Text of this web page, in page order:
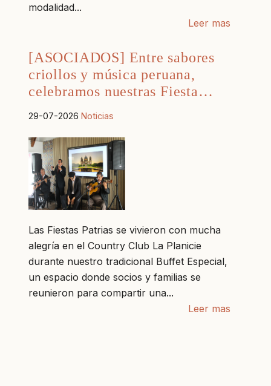
modalidad...
Leer mas
[ASOCIADOS] Entre sabores
criollos y música peruana,
celebramos nuestras Fiesta…
29-07-2026 Noticias
Las Fiestas Patrias se vivieron con mucha
alegría en el Country Club La Planicie
durante nuestro tradicional Buffet Especial,
un espacio donde socios y familias se
reunieron para compartir una...
Leer mas